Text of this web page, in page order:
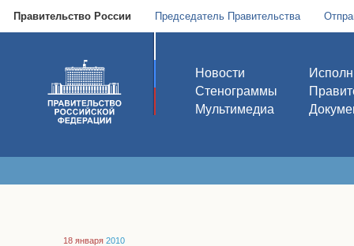
Правительство России Председатель Правительства
Новости
Стенограммы
Мультимедиа
18 января 2010